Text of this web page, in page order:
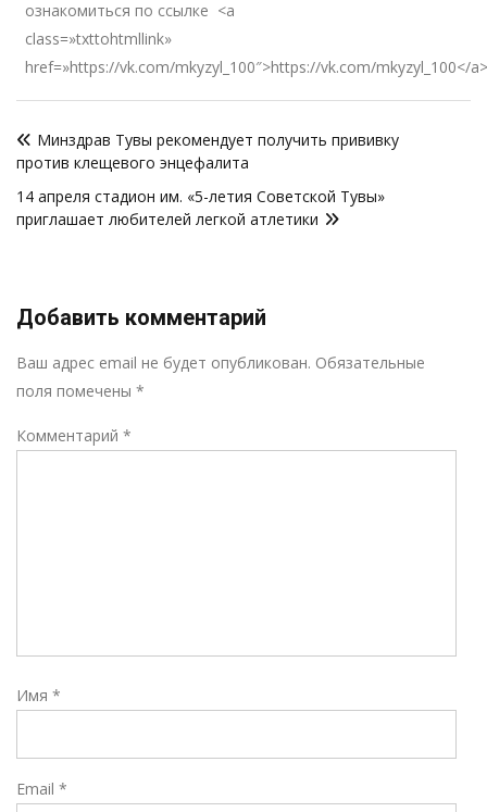
ознакомиться по ссылке <a
class=»txttohtmllink»
href=»https://vk.com/mkyzyl_100″>https://vk.com/mkyzyl_100</
по
записям
Минздрав Тувы рекомендует получить прививку
против клещевого энцефалита
14 апреля стадион им. «5-летия Советской Тувы»
приглашает любителей легкой атлетики
Добавить комментарий
Ваш адрес email не будет опубликован. Обязательные
поля помечены *
Комментарий *
Имя *
Email *